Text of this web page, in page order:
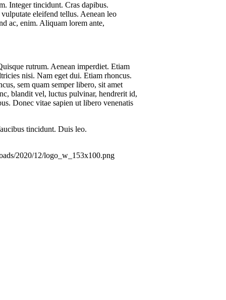
Integer tincidunt. Cras dapibus.
eleifend tellus. Aenean leo
ac, enim. Aliquam lorem ante,
rutrum. Aenean imperdiet. Etiam
nisi. Nam eget dui. Etiam rhoncus.
sem quam semper libero, sit amet
blandit vel, luctus pulvinar, hendrerit id,
Donec vitae sapien ut libero venenatis
tincidunt. Duis leo.
2020/12/logo_w_153x100.png